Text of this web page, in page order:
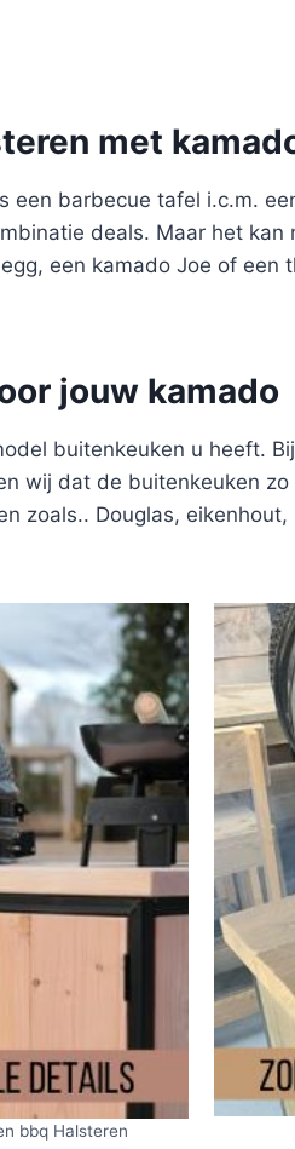
met
een barbecue tafel i.c.m.
deals. Maar het
een kamado Joe of
jouw kamado
buitenkeuken u heeft.
wij dat de buitenkeuken
zoals.. Douglas,
bbq Halsteren